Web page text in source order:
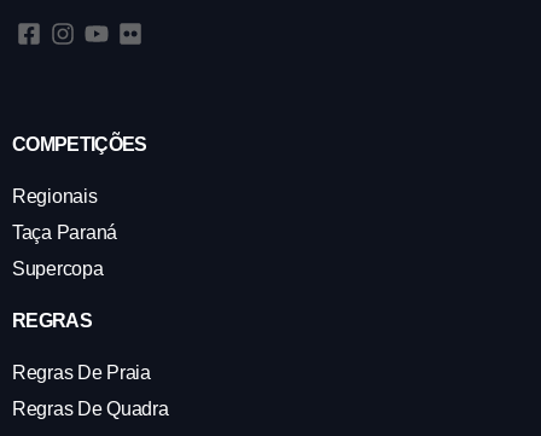
COMPETIÇÕES
Regionais
Taça Paraná
Supercopa
REGRAS
Regras De Praia
Regras De Quadra